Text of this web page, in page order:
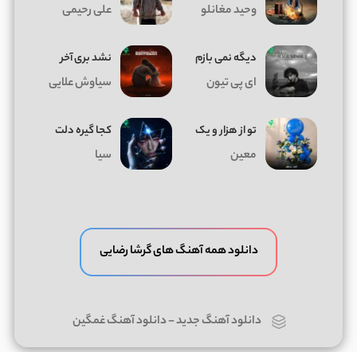
وحید مغانلو علی رحیمی
دیگه نمی بازم
ای پی تیون
نشد بری آخر
سیاوش علایی
تو از هزار و یک
معین
کجا گیره دلت
سیا
دانلود همه آهنگ های گرشا رضایی
دانلود آهنگ جدید-دانلود آهنگ غمگین